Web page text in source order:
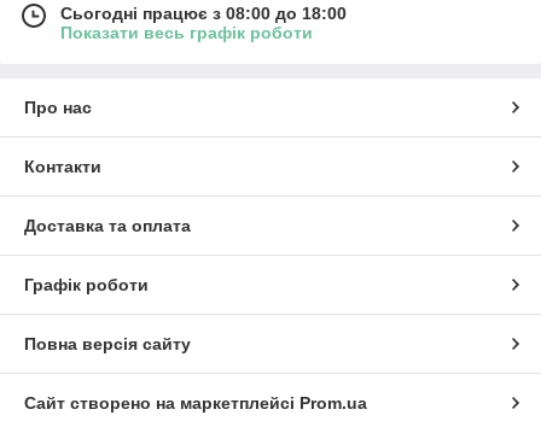
Сьогодні працює з 08:00 до 18:00
Показати весь графік роботи
Про нас
Контакти
Доставка та оплата
Графік роботи
Повна версія сайту
Сайт створено на маркетплейсі Prom.ua